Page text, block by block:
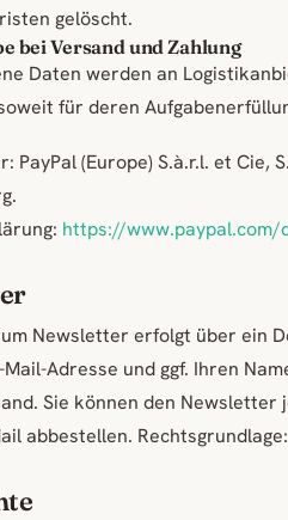
gelöscht.
bei Versand und Zahlung
Daten werden an
für deren
PayPal (Europe) S.à.r.l. et Cie,
https://
Newsletter erfolgt über ein
Adresse und ggf. Ihren
Sie können den Newsletter
abbestellen.